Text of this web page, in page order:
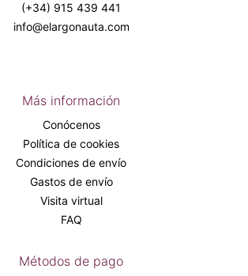
(+34) 915 439 441
info@elargonauta.com
Más información
Conócenos
Política de cookies
Condiciones de envío
Gastos de envío
Visita virtual
FAQ
Métodos de pago